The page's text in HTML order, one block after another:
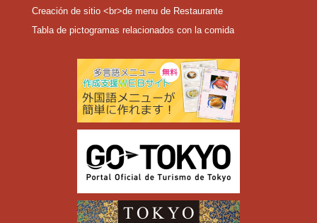
Creación de sitio <br>de menu de Restaurante
Tabla de pictogramas relacionados con la comida